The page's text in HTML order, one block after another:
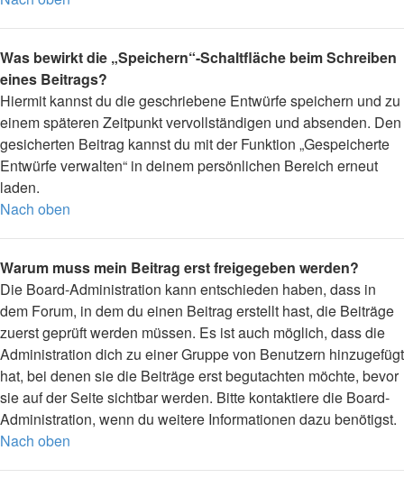
Was bewirkt die „Speichern“-Schaltfläche beim Schreiben
eines Beitrags?
Hiermit kannst du die geschriebene Entwürfe speichern und zu
einem späteren Zeitpunkt vervollständigen und absenden. Den
gesicherten Beitrag kannst du mit der Funktion „Gespeicherte
Entwürfe verwalten“ in deinem persönlichen Bereich erneut
laden.
Nach oben
Warum muss mein Beitrag erst freigegeben werden?
Die Board-Administration kann entschieden haben, dass in
dem Forum, in dem du einen Beitrag erstellt hast, die Beiträge
zuerst geprüft werden müssen. Es ist auch möglich, dass die
Administration dich zu einer Gruppe von Benutzern hinzugefügt
hat, bei denen sie die Beiträge erst begutachten möchte, bevor
sie auf der Seite sichtbar werden. Bitte kontaktiere die Board-
Administration, wenn du weitere Informationen dazu benötigst.
Nach oben